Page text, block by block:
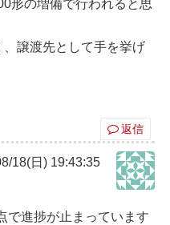
形の増備で行われると思
譲渡先として手を挙げ
返信
18(日) 19:43:35
で進捗が止まっています